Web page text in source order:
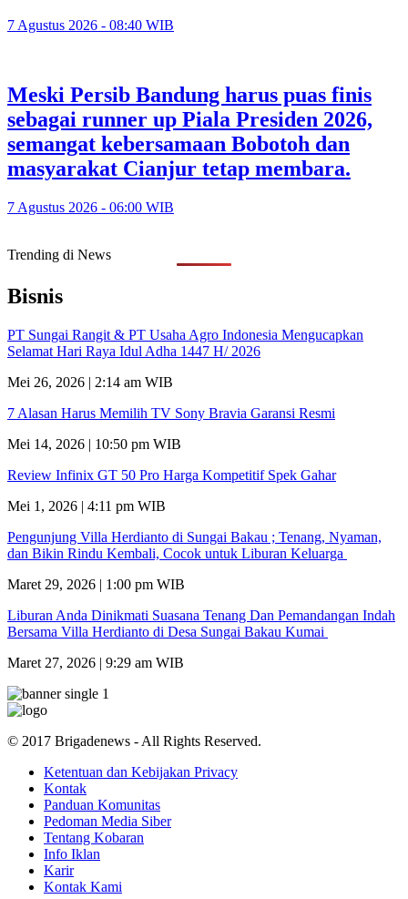
7 Agustus 2026 - 08:40 WIB
Meski Persib Bandung harus puas finis
sebagai runner up Piala Presiden 2026,
semangat kebersamaan Bobotoh dan
masyarakat Cianjur tetap membara.
7 Agustus 2026 - 06:00 WIB
Trending di News
Bisnis
PT Sungai Rangit & PT Usaha Agro Indonesia Mengucapkan
Selamat Hari Raya Idul Adha 1447 H/ 2026
Mei 26, 2026 | 2:14 am WIB
7 Alasan Harus Memilih TV Sony Bravia Garansi Resmi
Mei 14, 2026 | 10:50 pm WIB
Review Infinix GT 50 Pro Harga Kompetitif Spek Gahar
Mei 1, 2026 | 4:11 pm WIB
Pengunjung Villa Herdianto di Sungai Bakau ; Tenang, Nyaman,
dan Bikin Rindu Kembali, Cocok untuk Liburan Keluarga
Maret 29, 2026 | 1:00 pm WIB
Liburan Anda Dinikmati Suasana Tenang Dan Pemandangan Indah
Bersama Villa Herdianto di Desa Sungai Bakau Kumai
Maret 27, 2026 | 9:29 am WIB
© 2017 Brigadenews - All Rights Reserved.
Ketentuan dan Kebijakan Privacy
Kontak
Panduan Komunitas
Pedoman Media Siber
Tentang Kobaran
Info Iklan
Karir
Kontak Kami